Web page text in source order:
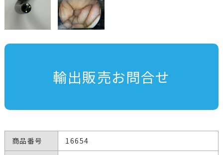
輸出販売お問合せ
商品番号
16654